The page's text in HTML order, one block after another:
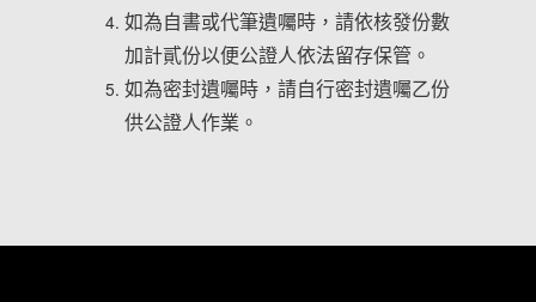
如為自書或代筆遺囑時，請依核發份數
加計貳份以便公證人依法留存保管。
如為密封遺囑時，請自行密封遺囑乙份
供公證人作業。